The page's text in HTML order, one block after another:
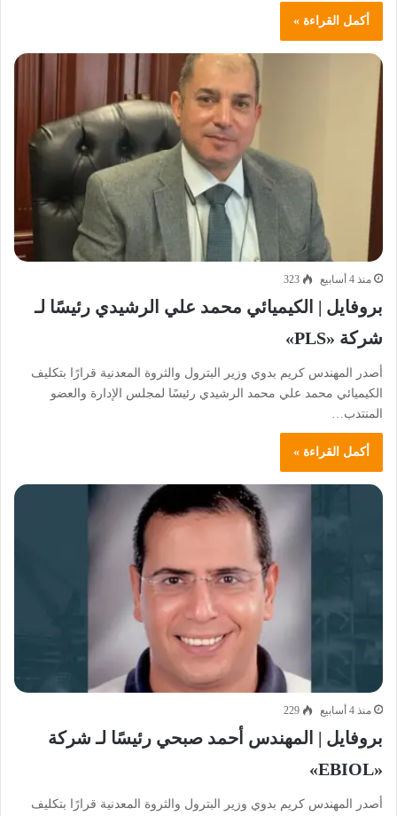
أكمل القراءة »
منذ 4 أسابيع 323
بروفايل | الكيميائي محمد علي الرشيدي رئيسًا لـ
شركة «PLS»
أصدر المهندس كريم بدوي وزير البترول والثروة المعدنية قرارًا بتكليف
الكيميائي محمد علي محمد الرشيدي رئيسًا لمجلس الإدارة والعضو
المنتدب…
أكمل القراءة »
منذ 4 أسابيع 229
بروفايل | المهندس أحمد صبحي رئيسًا لـ شركة
«EBIOL»
أصدر المهندس كريم بدوي وزير البترول والثروة المعدنية قرارًا بتكليف